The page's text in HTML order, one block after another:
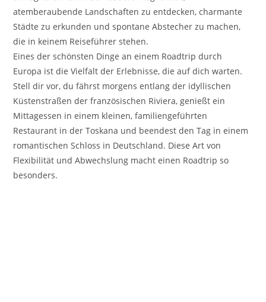
atemberaubende Landschaften zu entdecken, charmante
Städte zu erkunden und spontane Abstecher zu machen,
die in keinem Reiseführer stehen.
Eines der schönsten Dinge an einem Roadtrip durch
Europa ist die Vielfalt der Erlebnisse, die auf dich warten.
Stell dir vor, du fährst morgens entlang der idyllischen
Küstenstraßen der französischen Riviera, genießt ein
Mittagessen in einem kleinen, familiengeführten
Restaurant in der Toskana und beendest den Tag in einem
romantischen Schloss in Deutschland. Diese Art von
Flexibilität und Abwechslung macht einen Roadtrip so
besonders.